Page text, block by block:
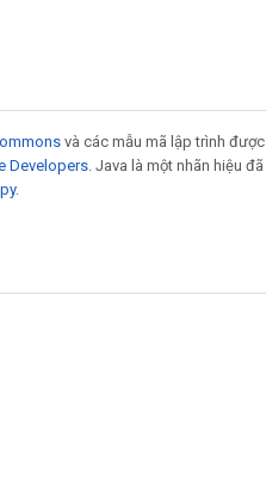
và các mẫu mã lập trình được
Developers . Java là một nhãn hiệu đã
.